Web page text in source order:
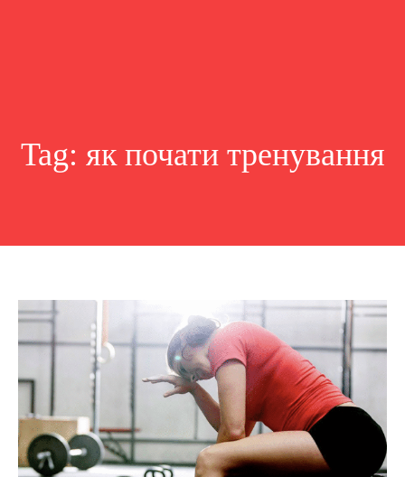
Tag: як почати тренування